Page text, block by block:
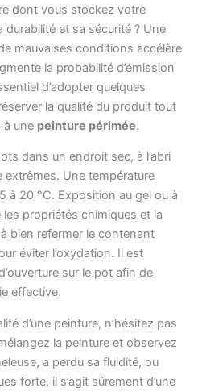
dont vous stockez votre
durabilité et sa sécurité ? Une
mauvaises conditions accélère
la probabilité d’émission
d’adopter quelques
la qualité du produit tout
à une peinture périmée.
dans un endroit sec, à l’abri
Une température
à 20 °C. Exposition au gel ou à
propriétés chimiques et la
bien refermer le contenant
éviter l’oxydation. Il est
sur le pot afin de
effective.
d’une peinture, n’hésitez pas
la peinture et observez
a perdu sa fluidité, ou
forte, il s’agit sûrement d’une